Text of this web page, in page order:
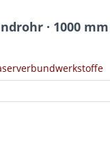
· 1000 mm